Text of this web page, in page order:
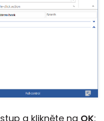
a klikněte na OK: